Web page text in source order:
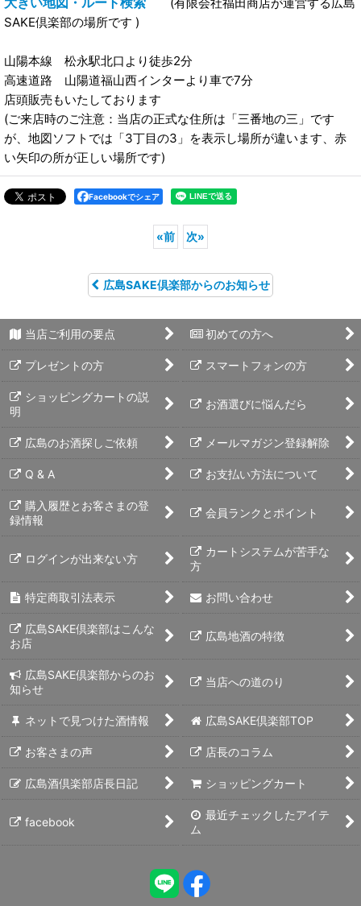
(有限会社福田商店が運営する広島
SAKE倶楽部の場所です )
山陽本線 松永駅北口より徒歩2分
高速道路 山陽道福山西インターより車で7分
店頭販売もいたしております
(ご来店時のご注意：当店の正式な住所は「三番地の三」です
が、地図ソフトでは「3丁目の3」を表示し場所が違います、赤
い矢印の所が正しい場所です)
Facebookでシェア
«前 次»
広島SAKE倶楽部からのお知らせ
当店ご利用の要点 初めての方へ
プレゼントの方 スマートフォンの方
ショッピングカートの説
明
お酒選びに悩んだら
広島のお酒探しご依頼 メールマガジン登録解除
Q & A お支払い方法について
購入履歴とお客さまの登
録情報
会員ランクとポイント
ログインが出来ない方
カートシステムが苦手な
方
特定商取引法表示 お問い合わせ
広島SAKE倶楽部はこんな
お店
広島地酒の特徴
広島SAKE倶楽部からのお
知らせ
当店への道のり
ネットで見つけた酒情報 広島SAKE倶楽部TOP
お客さまの声 店長のコラム
広島酒倶楽部店長日記 ショッピングカート
facebook
最近チェックしたアイテ
ム